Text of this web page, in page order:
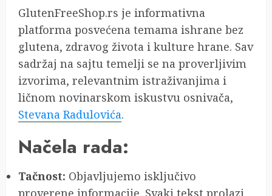
GlutenFreeShop.rs je informativna
platforma posvećena temama ishrane bez
glutena, zdravog života i kulture hrane. Sav
sadržaj na sajtu temelji se na proverljivim
izvorima, relevantnim istraživanjima i
ličnom novinarskom iskustvu osnivača,
Stevana Radulovića.
Načela rada:
Tačnost: Objavljujemo isključivo
proverene informacije. Svaki tekst prolazi